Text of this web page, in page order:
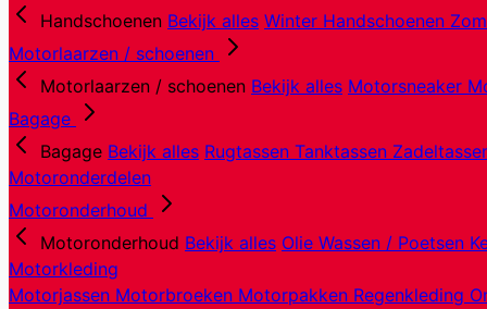
Handschoenen Bekijk alles Winter Handschoenen
Motorlaarzen / schoenen
Motorlaarzen / schoenen Bekijk alles Motorsneaker
Bagage
Bagage Bekijk alles Rugtassen Tanktassen
Motoronderdelen
Motoronderhoud
Motoronderhoud Bekijk alles Olie Wassen / Poetsen
Motorkleding
Motorjassen Motorbroeken Motorpakken Regenkleding